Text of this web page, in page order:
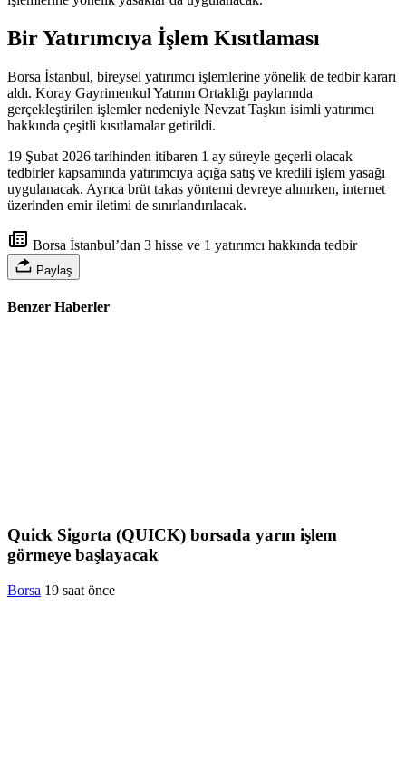
Bir Yatırımcıya İşlem Kısıtlaması
Borsa İstanbul, bireysel yatırımcı işlemlerine yönelik de tedbir kararı
aldı. Koray Gayrimenkul Yatırım Ortaklığı paylarında
gerçekleştirilen işlemler nedeniyle Nevzat Taşkın isimli yatırımcı
hakkında çeşitli kısıtlamalar getirildi.
19 Şubat 2026 tarihinden itibaren 1 ay süreyle geçerli olacak
tedbirler kapsamında yatırımcıya açığa satış ve kredili işlem yasağı
uygulanacak. Ayrıca brüt takas yöntemi devreye alınırken, internet
üzerinden emir iletimi de sınırlandırılacak.
Borsa İstanbul’dan 3 hisse ve 1 yatırımcı hakkında tedbir
Paylaş
Benzer Haberler
Quick Sigorta (QUICK) borsada yarın işlem
görmeye başlayacak
Borsa 19 saat önce